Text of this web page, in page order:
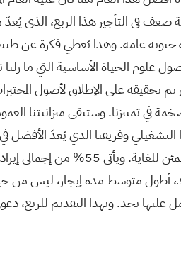
في التأجير هذا الربع، الذي يُعدّ
حيوية عامة. وهذا يُعطي فكرة عن
في تمييزنا. وستبقى ميزانيتنا
بجد. وبهذا التقديم للربع،